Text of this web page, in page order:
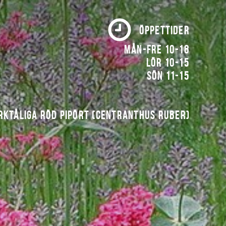
ÖPPETTIDER
Mån-fre 10-18
Lör 10-15
Sön 11-15
röd pipört (Centranthus ruber)